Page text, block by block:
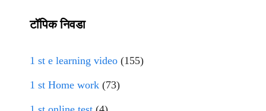
टॉपिक निवडा
1 st e learning video (155)
1 st Home work (73)